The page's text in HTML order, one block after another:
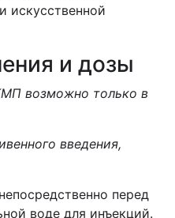
искусственной
и дозы
возможно только в
введения,
перед
воде для инъекций.